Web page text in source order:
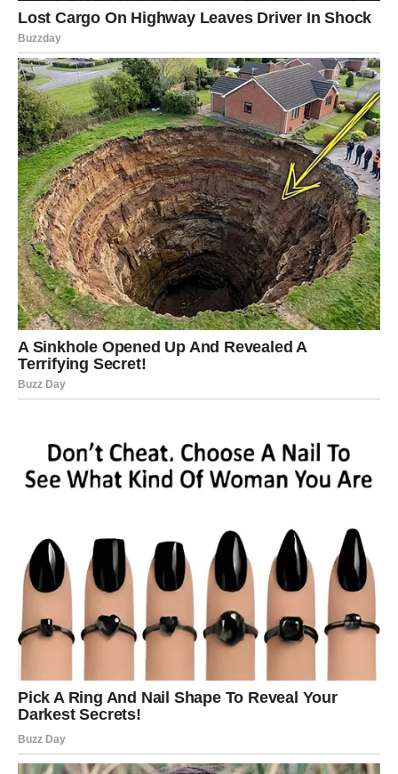
biste zaštitili sebe.
Ali sada dolazi oslobađanje.
Ljubav
Ako ste u vezi, dolazi iskren razgovor koji briše stare
nesporazume. Vi jasnije postavljate granice, a partner vas
bolje razume.
Ako ste slobodni, pred vama je osoba koja vas prihvata
bez potrebe da vas menja. Neko ko poštuje vašu slobodu
i vašu posebnost.
Vodolija sada prestaje da nosi prošlost kao teret – i
počinje da je posmatra kao lekciju.
Dolazi nova inspiracija, nova ideja, novi pravac. Osećate
da se vraćate sebi.
Bol prošlosti za Vodoliju postaje iskustvo koje vas čini
jačima – ali vas više ne definiše.